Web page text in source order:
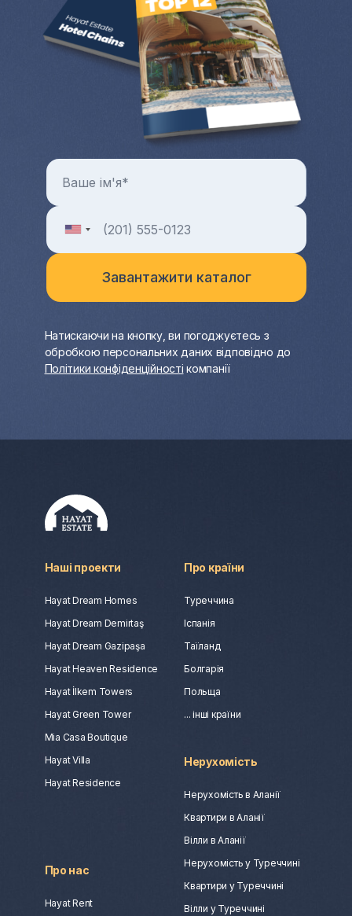
Натискаючи на кнопку, ви погоджуєтесь з
обробкою персональних даних відповідно до
Політики конфіденційності компанії
Наші проекти
Hayat Dream Homes
Hayat Dream Demirtaş
Hayat Dream Gazipaşa
Hayat Heaven Residence
Hayat İlkem Towers
Hayat Green Tower
Mia Casa Boutique
Hayat Villa
Hayat Residence
Про країни
Туреччина
Іспанія
Таїланд
Болгарія
Польща
... інші країни
Про нас
Hayat Rent
Нерухомість
Нерухомість в Аланії
Квартири в Аланії
Вілли в Аланії
Нерухомість у Туреччині
Квартири у Туреччині
Вілли у Туреччині